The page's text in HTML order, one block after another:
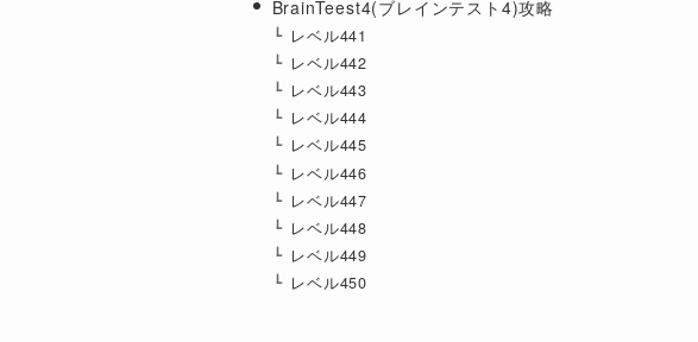
BrainTeest4(ブレインテスト4)攻略
レベル441
レベル442
レベル443
レベル444
レベル445
レベル446
レベル447
レベル448
レベル449
レベル450